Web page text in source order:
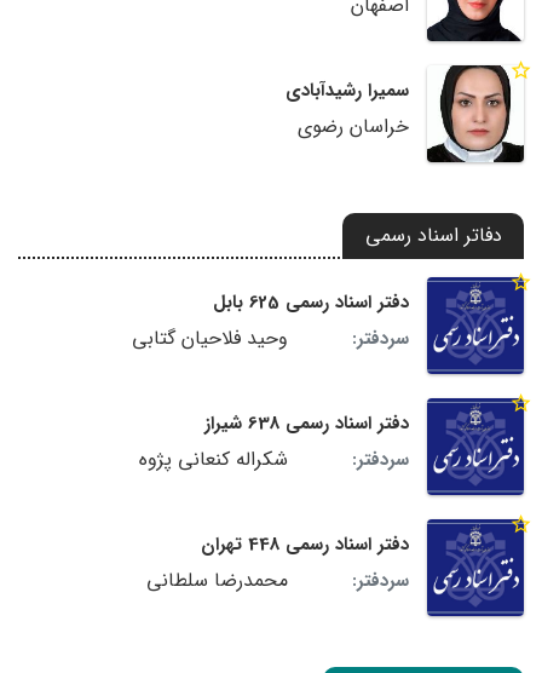
سمیرا رشیدآبادی
خراسان رضوی
دفاتر اسناد رسمی
دفتر اسناد رسمی 625 بابل
سردفتر:
وحید فلاحیان گتابی
دفتر اسناد رسمی 638 شیراز
سردفتر:
شکراله کنعانی پژوه
دفتر اسناد رسمی 448 تهران
سردفتر:
محمدرضا سلطانی